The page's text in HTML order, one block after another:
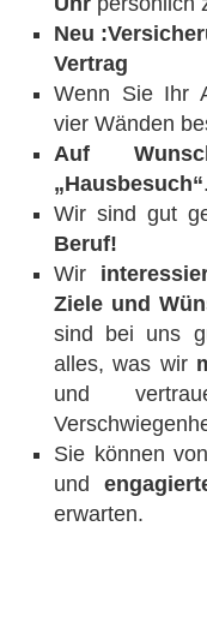
Neu
Vertrag
Wenn Sie Ihr
vier Wänden
Auf
„Hausbesuch“.
Wir sind gut
Beruf!
Wir
Ziele und
sind bei uns
alles, was wir
und
Sie können
und
erwarten.